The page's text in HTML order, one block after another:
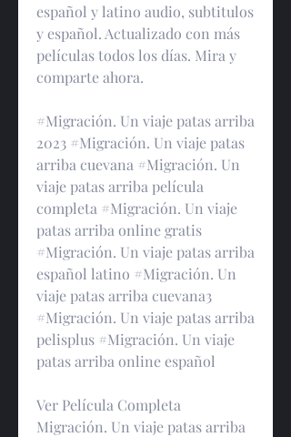
español y latino audio, subtitulos
y español. Actualizado con más
películas todos los días. Mira y
comparte ahora.
#Migración. Un viaje patas arriba
2023 #Migración. Un viaje patas
arriba cuevana #Migración. Un
viaje patas arriba película
completa #Migración. Un viaje
patas arriba online gratis
#Migración. Un viaje patas arriba
español latino #Migración. Un
viaje patas arriba cuevana3
#Migración. Un viaje patas arriba
pelisplus #Migración. Un viaje
patas arriba online español
Ver Película Completa
Migración. Un viaje patas arriba